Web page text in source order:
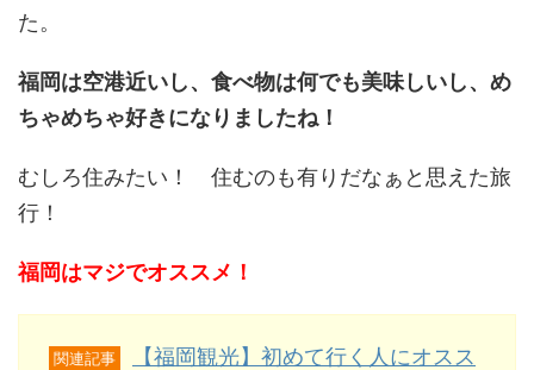
た。
福岡は空港近いし、食べ物は何でも美味しいし、め
ちゃめちゃ好きになりましたね！
むしろ住みたい！ 住むのも有りだなぁと思えた旅
行！
福岡はマジでオススメ！
関連記事
【福岡観光】初めて行く人にオスス